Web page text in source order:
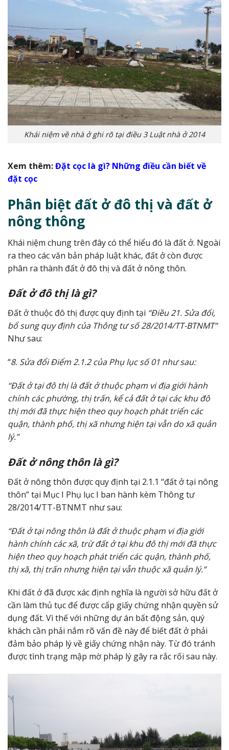
Khái niệm về nhà ở ghi rõ tại điều 3 Luật nhà ở 2014
Xem thêm:Đặt cọc là gì? Những điều cần biết về
đặt cọc
Phân biệt đất ở đô thị và đất ở
nông thông
Khái niệm chung trên đây có thể hiểu đó là đất ở. Ngoài
ra theo các văn bản pháp luật khác, đất ở còn được
phân ra thành đất ở đô thị và đất ở nông thôn.
Đất ở đô thị là gì?
Đất ở thuộc đô thị được quy định tại “Điều 21. Sửa đổi,
bổ sung quy định của Thông tư số 28/2014/TT-BTNMT”
Như sau:
“8. Sửa đổi Điểm 2.1.2 của Phụ lục số 01 như sau:
“Đất ở tại đô thị là đất ở thuộc phạm vi địa giới hành
chính các phường, thị trấn, kể cả đất ở tại các khu đô
thị mới đã thực hiện theo quy hoạch phát triển các
quận, thành phố, thị xã nhưng hiện tại vẫn do xã quản
lý.”
Đất ở nông thôn là gì?
Đất ở nông thôn được quy định tại 2.1.1 “đất ở tại nông
thôn” tại Mục I Phụ lục I ban hành kèm Thông tư
28/2014/TT-BTNMT như sau:
“Đất ở tại nông thôn là đất ở thuộc phạm vi địa giới
hành chính các xã, trừ đất ở tại khu đô thị mới đã thực
hiện theo quy hoạch phát triển các quận, thành phố,
thị xã, thị trấn nhưng hiện tại vẫn thuộc xã quản lý.”
Khi đất ở đã được xác định nghĩa là người sở hữu đất ở
cần làm thủ tục để được cấp giấy chứng nhận quyền sử
dụng đất. Vì thế với những dự án bất động sản, quý
khách cần phải nắm rõ vấn đề này để biết đất ở phải
đảm bảo pháp lý về giấy chứng nhận này. Từ đó tránh
được tình trạng mập mờ pháp lý gây ra rắc rối sau này.